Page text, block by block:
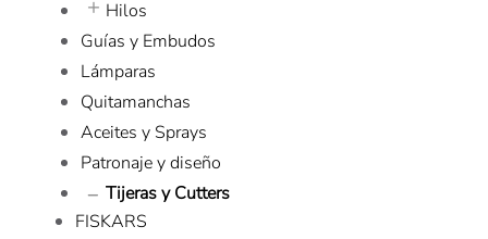
Hilos
Guías y Embudos
Lámparas
Quitamanchas
Aceites y Sprays
Patronaje y diseño
Tijeras y Cutters
FISKARS